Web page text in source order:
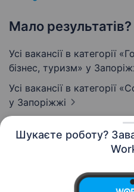
Шукаєте роботу?
Мало результатів?
Усі вакансії в категорії
бізнес, туризм» у
Усі вакансії в категорії
у Запоріжжі